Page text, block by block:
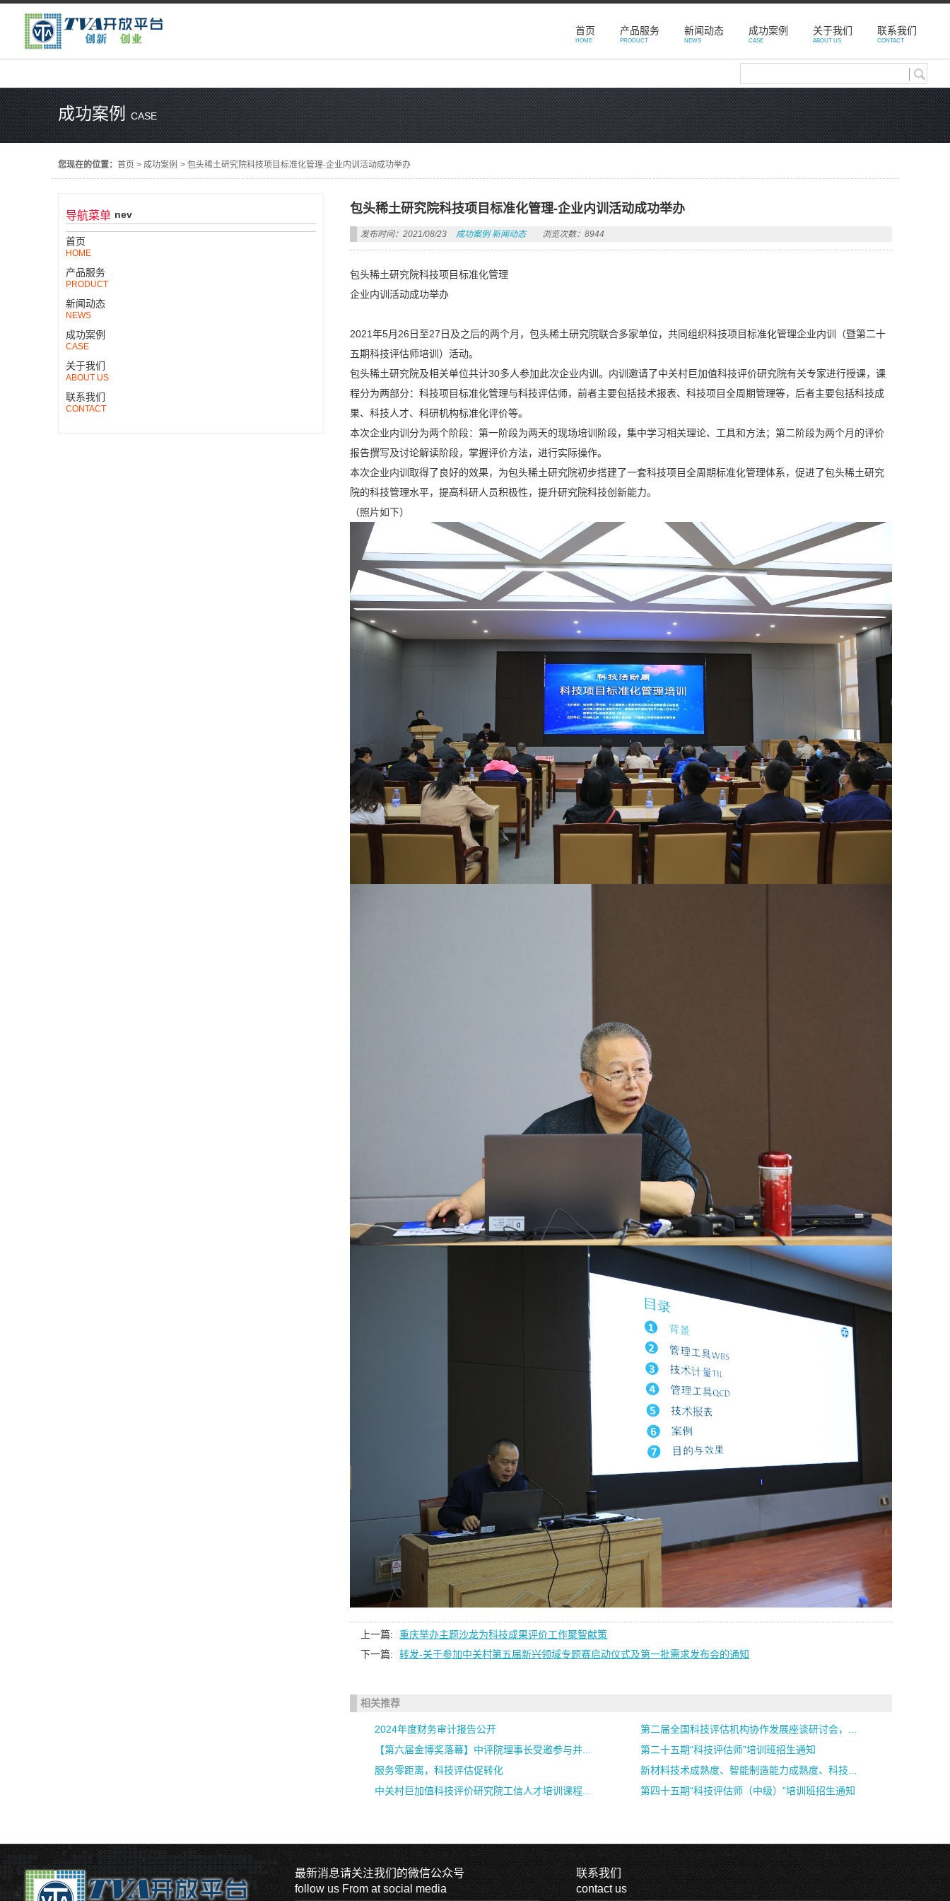
首页
HOME
产品服务
PRODUCT
新闻动态
NEWS
成功案例
CASE
关于我们
ABOUT US
联系我们
CONTACT
成功案例CASE
您现在的位置： 首页 > 成功案例 > 包头稀土研究院科技项目标准化管理-企业内训活动成功举办
导航菜单 nev
首页
HOME
产品服务
PRODUCT
新闻动态
NEWS
成功案例
CASE
关于我们
ABOUT US
联系我们
CONTACT
包头稀土研究院科技项目标准化管理-企业内训活动成功举办
发布时间：2021/08/23 成功案例 新闻动态 浏览次数：8944
包头稀土研究院科技项目标准化管理
企业内训活动成功举办
2021年5月26日至27日及之后的两个月，包头稀土研究院联合多家单位，共同组织科技项目标准化管理企业内训（暨第二十
五期科技评估师培训）活动。
包头稀土研究院及相关单位共计30多人参加此次企业内训。内训邀请了中关村巨加值科技评价研究院有关专家进行授课，课
程分为两部分：科技项目标准化管理与科技评估师，前者主要包括技术报表、科技项目全周期管理等，后者主要包括科技成
果、科技人才、科研机构标准化评价等。
本次企业内训分为两个阶段：第一阶段为两天的现场培训阶段，集中学习相关理论、工具和方法；第二阶段为两个月的评价
报告撰写及讨论解读阶段，掌握评价方法，进行实际操作。
本次企业内训取得了良好的效果，为包头稀土研究院初步搭建了一套科技项目全周期标准化管理体系，促进了包头稀土研究
院的科技管理水平，提高科研人员积极性，提升研究院科技创新能力。
（照片如下）
上一篇:
重庆举办主题沙龙为科技成果评价工作聚智献策
下一篇:
转发-关于参加中关村第五届新兴领域专题赛启动仪式及第一批需求发布会的通知
相关推荐
2024年度财务审计报告公开
第二届全国科技评估机构协作发展座谈研讨会，...
【第六届金博奖落幕】中评院理事长受邀参与并...
第二十五期“科技评估师”培训班招生通知
服务零距离，科技评估促转化
新材料技术成熟度、智能制造能力成熟度、科技...
中关村巨加值科技评价研究院工信人才培训课程...
第四十五期“科技评估师（中级）”培训班招生通知
最新消息请关注我们的微信公众号
follow us From at social media
联系我们
contact us